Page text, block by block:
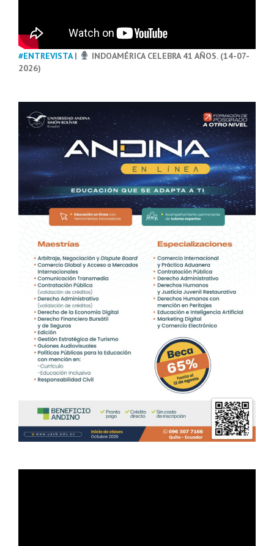
#ENTREVISTA|
INDOAMÉRICA CELEBRA 41 AÑOS. (14-07-
2026)